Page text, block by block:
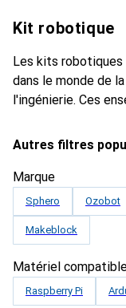
Kit robotique
Les kits
dans le monde de
l'ingénierie. Ces
Autres filtres
Marque
Sphero Ozobot
Makeblock
Matériel
Raspberry Pi